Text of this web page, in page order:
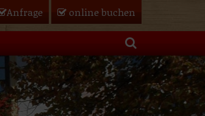
onlinebuchen
Anfrage